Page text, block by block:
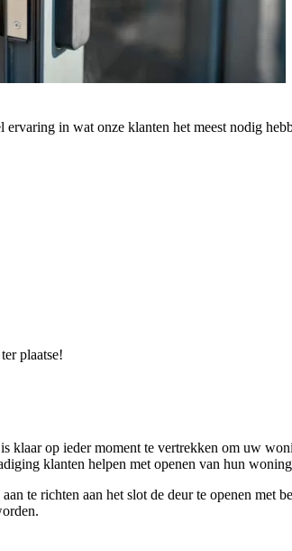
ervaring in wat onze klanten het meest nodig
plaatse!
klaar op ieder moment te vertrekken om uw
klanten helpen met openen van hun
te richten aan het slot de deur te openen